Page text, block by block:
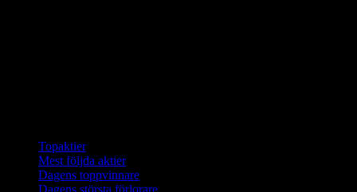
Topaktier
Mest följda aktier
Dagens toppvinnare
Dagens största förlorare